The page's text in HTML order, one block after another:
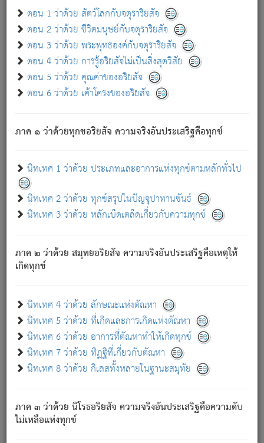
ตอน 1 ว่าด้วย สัตว์โลกกับจตุราริยสัจ
ตอน 2 ว่าด้วย ชีวิตมนุษย์กับจตุราริยสัจ
ตอน 3 ว่าด้วย พระพุทธองค์กับจตุราริยสัจ
ตอน 4 ว่าด้วย การรู้อริยสัจไม่เป็นสิ่งสุดวิสัย
ตอน 5 ว่าด้วย คุณค่าของอริยสัจ
ตอน 6 ว่าด้วย เค้าโครงของอริยสัจ
ภาค ๑ ว่าด้วยทุกขอริยสัจ ความจริงอันประเสริฐคือทุกข์
นิทเทศ 1 ว่าด้วย ประเภทและอาการแห่งทุกข์ตามหลักทั่วไป
นิทเทศ 2 ว่าด้วย ทุกข์สรุปในปัญจุปาทานขันธ์
นิทเทศ 3 ว่าด้วย หลักเบ็ดเตล็ดเกี่ยวกับความทุกข์
ภาค ๒ ว่าด้วย สมุทยอริยสัจ ความจริงอันประเสริฐคือเหตุให้
เกิดทุกข์
นิทเทศ 4 ว่าด้วย ลักษณะแห่งตัณหา
นิทเทศ 5 ว่าด้วย ที่เกิดและการเกิดแห่งตัณหา
นิทเทศ 6 ว่าด้วย อาการที่ตัณหาทำให้เกิดทุกข์
นิทเทศ 7 ว่าด้วย ทิฏฐิที่เกี่ยวกับตัณหา
นิทเทศ 8 ว่าด้วย กิเลสทั้งหลายในฐานะสมุทัย
ภาค ๓ ว่าด้วย นิโรธอริยสัจ ความจริงอันประเสริฐคือความดับ
ไม่เหลือแห่งทุกข์
เขาเพลิดเพลินยิ่งนักในสิ่งใด สิ่งนั้นเป็นภัย (ที่เขาไม่รู้จัก)
เขากลัวต่อสิ่งใดสิ่งนั้นเป็นทุกข์
พรหมจรรย์นี้ อันบุคคลย่อมประพฤติ ก็เพื่อการละขาดซึ่ง
ภพ.
สมณะหรือพราหมณ์เหล่าใด กล่าวความหลุดพ้นจากภพว่า
มีได้เพราะภพ เรากล่าวว่า สมณะหรือพราหมณ์ทั้งปวงนั้น
มิใช่ผู้หลดพ้นจากภพ.
ภพ ว่ามีได้เพราะวิภพ[2]: เรากล่าวว่า สมณะหรือพราหมณ์ทั้ง
ปวงนั้น ก็ยังสลัดภพออกไปไม่ได้.
ก็ทุกข์นี้มีขึ้น เพราะอาศัยซึ่งอุปธิทั้งปวง.
เพราะความสิ้นไปแห่งอุปาทานทั้งปวง ความเกิดขึ้นแห่ง
ทุกข์จึงไม่มี.
ท่านจงดูโลกนี้เถิด (จะเห็นว่า) สัตว์ทั้งหลายอันอวิชาหนา
แน่นบังหนาแล้ว; และว่า สัตว์ผู้ยินดีในภพอันเป็นแล้วนั้น ย่อม
อันเป็นไปในที่หรือเวลาทั้งปวง[3]เพื่อความมีแห่งประโยชน์โดย
ประการทั้งปวง; ภพทั้งหลายทั้งหมดนั้น ไม่เที่ยง เป็นทุกข์ มี
ความแปรปรวนเป็นธรรมดา.
อย่างนี้อยู่; เขาย่อมละภวตัณหาได้ และไม่เพลิดเพลินวิภวตัณหา
ด้วย.
ความดับเพราะความสำรอกไม่เหลือ (แห่งภพทั้งหลาย)
เพราะความสิ้นไปแห่งตัณหาโดยประการทั้งปวง นั้นคือ
นิพพาน.
ภพใหม่ย่อมไม่มีแก่ภิกษุนั้น ผู้ดับเย็นสนิทแล้ว เพราะไม่มี
ภิกษุนั้น เป็นผู้ครอบงำมารได้แล้ว ชนะสงครามแล้ว ก้าวล่วง
ภพทั้งหลายทั้งปวงได้แล้ว เป็นผู้คงที่ (คือไม่เปลี่ยนแปลงอีกต่อ